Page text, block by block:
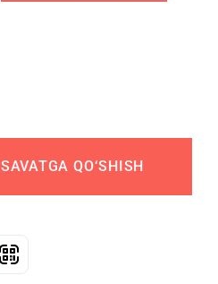
SAVATGA QO‘SHISH